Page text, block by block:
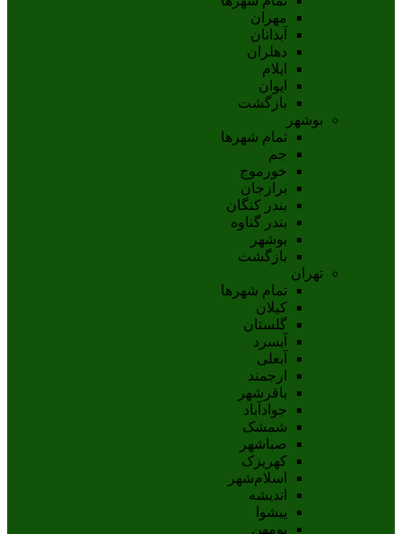
مهران
آبدانان
دهلران
ايلام
ايوان
بازگشت
بوشهر
تمام شهر‌ها
جم
خورموج
برازجان
بندر کنگان
بندر گناوه
بوشهر
بازگشت
تهران
تمام شهر‌ها
کیلان
گلستان
آبسرد
آبعلی
ارجمند
باقرشهر
جوادآباد
شمشک
صباشهر
کهریزک
اسلام‌شهر
اندیشه
پيشوا
بومهن